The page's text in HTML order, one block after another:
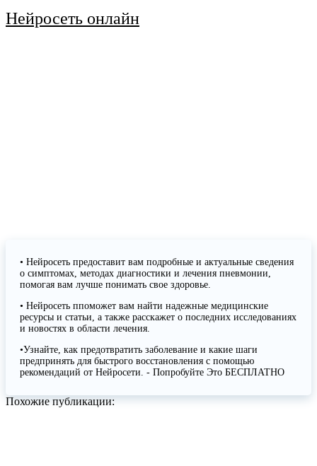
Нейросеть онлайн
• Нейросеть предоставит вам подробные и актуальные сведения
о симптомах, методах диагностики и лечения пневмонии,
помогая вам лучше понимать свое здоровье.
• Нейросеть ппоможет вам найти надежные медицинские
ресурсы и статьи, а также расскажет о последних исследованиях
и новостях в области лечения.
•Узнайте, как предотвратить заболевание и какие шаги
предпринять для быстрого восстановления с помощью
рекомендаций от Нейросети. - Попробуйте Это БЕСПЛАТНО
Похожие публикации: